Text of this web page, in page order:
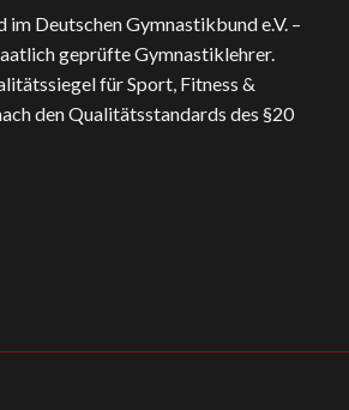
Deutschen Gymnastikbund e.V. –
geprüfte Gymnastiklehrer.
für Sport, Fitness &
den Qualitätsstandards des §20